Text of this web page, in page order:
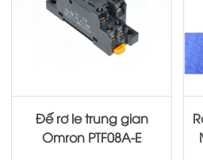
Đế rơ le trung gian
Omron PTF08A‐E